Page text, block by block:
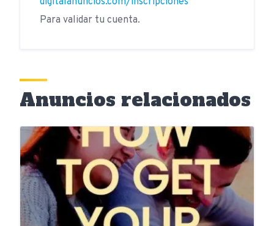
Para validar tu cuenta.
Anuncios relacionados